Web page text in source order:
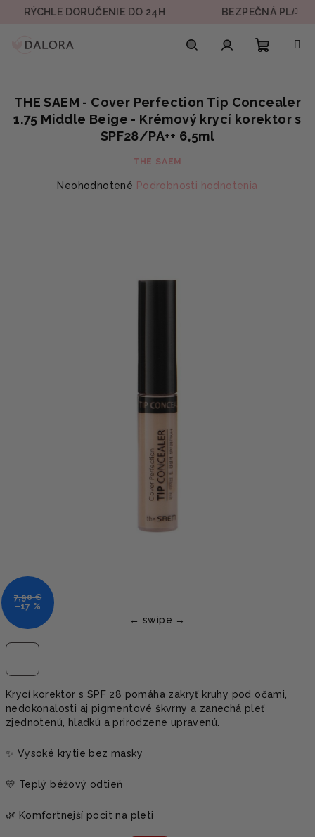
PrejsťDORUČENIE DO 24H BEZPEČNÁ PLATBA
košík
Krycí korektor s SPF 28 pomáha zakryť kruhy pod očami,
nedokonalosti aj pigmentové škvrny a zanechá pleť
zjednotenú, hladkú a prirodzene upravenú.
✨ Vysoké krytie bez masky
💛 Teplý béžový odtieň
🌿 Komfortnejší pocit na pleti
THE SAEM - Cover Perfection Tip Concealer
1.75 Middle Beige - Krémový krycí korektor s
SPF28/PA++ 6,5ml
THE SAEM
Priemerné
Neohodnotené Podrobnosti hodnotenia
7,90 €
–17 %